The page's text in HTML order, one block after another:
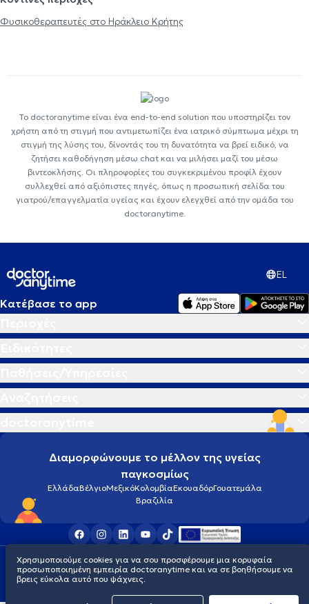
Φυσικοθεραπευτές στο Ηράκλειο Κρήτης
Το doctoranytime είναι ένα end-to-end solution που υποστηρίζει τον
χρήστη από τη στιγμή που αντιμετωπίζει ένα ιατρικό σύμπτωμα μέχρι τη
στιγμή της λύσης του, δίνοντάς του τη δυνατότητα να βρεί ειδικό, να
ζητήσει καθοδήγηση μέσω chat και να μιλήσει μαζί του μέσω
βιντεοκλήσης. Οι πληροφορίες του συγκεκριμένου προφίλ έχουν
συλλεχθεί από αξιόπιστες πηγές, όπως η προσωπική σελίδα του
γιατρού/επαγγελματία υγείας και έχουν ελεγχθεί από την ομάδα του
doctoranytime.
EL
Κατέβασε το app
Διαμορφώνουμε το μέλλον της υγείας
παγκοσμίως
ΕλλάδαΒέλγιοΜεξικόΚολομβίαΕκουαδόρΓουατεμάλα
Βραζιλία
Οροι χρήσηςCookiesΠολιτική προστασίας προσωπικού απορρήτου
© 2026 doctoranytime
Χρησιμοποιούμε cookies για να σου προσφέρουμε μια κορυφαία
προσωποποιημένη εμπειρία doctoranytime και να σε βοηθήσουμε να
βρεις εύκολα αυτό που ψάχνεις.